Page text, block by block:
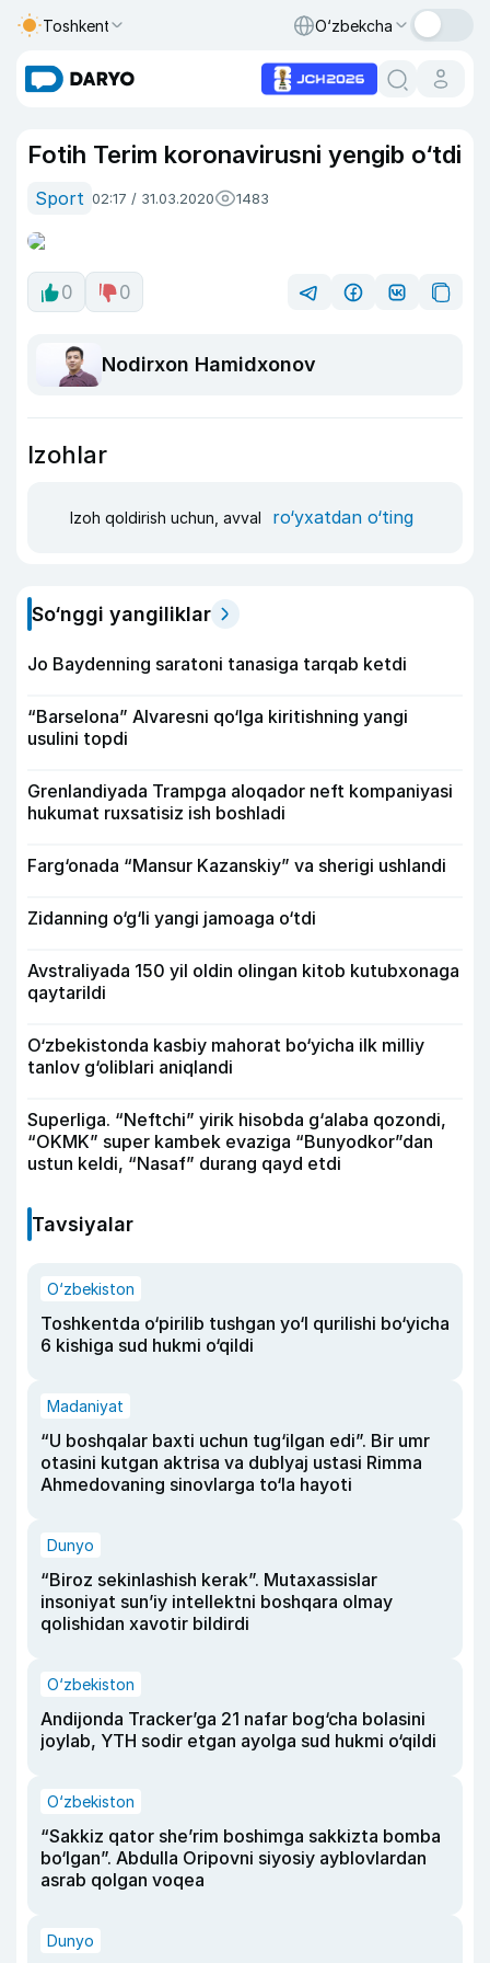
Toshkent O‘zbekcha
Fotih Terim koronavirusni yengib o‘tdi
Sport 02:17 / 31.03.2020 1483
0 0
Nodirxon Hamidxonov
Izohlar
Izoh qoldirish uchun, avval ro‘yxatdan o‘ting
So‘nggi yangiliklar
Jo Baydenning saratoni tanasiga tarqab ketdi
“Barselona” Alvaresni qo‘lga kiritishning yangi
usulini topdi
Grenlandiyada Trampga aloqador neft kompaniyasi
hukumat ruxsatisiz ish boshladi
Farg‘onada “Mansur Kazanskiy” va sherigi ushlandi
Zidanning o‘g‘li yangi jamoaga o‘tdi
Avstraliyada 150 yil oldin olingan kitob kutubxonaga
qaytarildi
O‘zbekistonda kasbiy mahorat bo‘yicha ilk milliy
tanlov g‘oliblari aniqlandi
Superliga. “Neftchi” yirik hisobda g‘alaba qozondi,
“OKMK” super kambek evaziga “Bunyodkor”dan
ustun keldi, “Nasaf” durang qayd etdi
Tavsiyalar
O‘zbekiston
Toshkentda o‘pirilib tushgan yo‘l qurilishi bo‘yicha
6 kishiga sud hukmi o‘qildi
Madaniyat
“U boshqalar baxti uchun tug‘ilgan edi”. Bir umr
otasini kutgan aktrisa va dublyaj ustasi Rimma
Ahmedovaning sinovlarga to‘la hayoti
Dunyo
“Biroz sekinlashish kerak”. Mutaxassislar
insoniyat sun’iy intellektni boshqara olmay
qolishidan xavotir bildirdi
O‘zbekiston
Andijonda Tracker’ga 21 nafar bog‘cha bolasini
joylab, YTH sodir etgan ayolga sud hukmi o‘qildi
O‘zbekiston
“Sakkiz qator she’rim boshimga sakkizta bomba
bo‘lgan”. Abdulla Oripovni siyosiy ayblovlardan
asrab qolgan voqea
Dunyo